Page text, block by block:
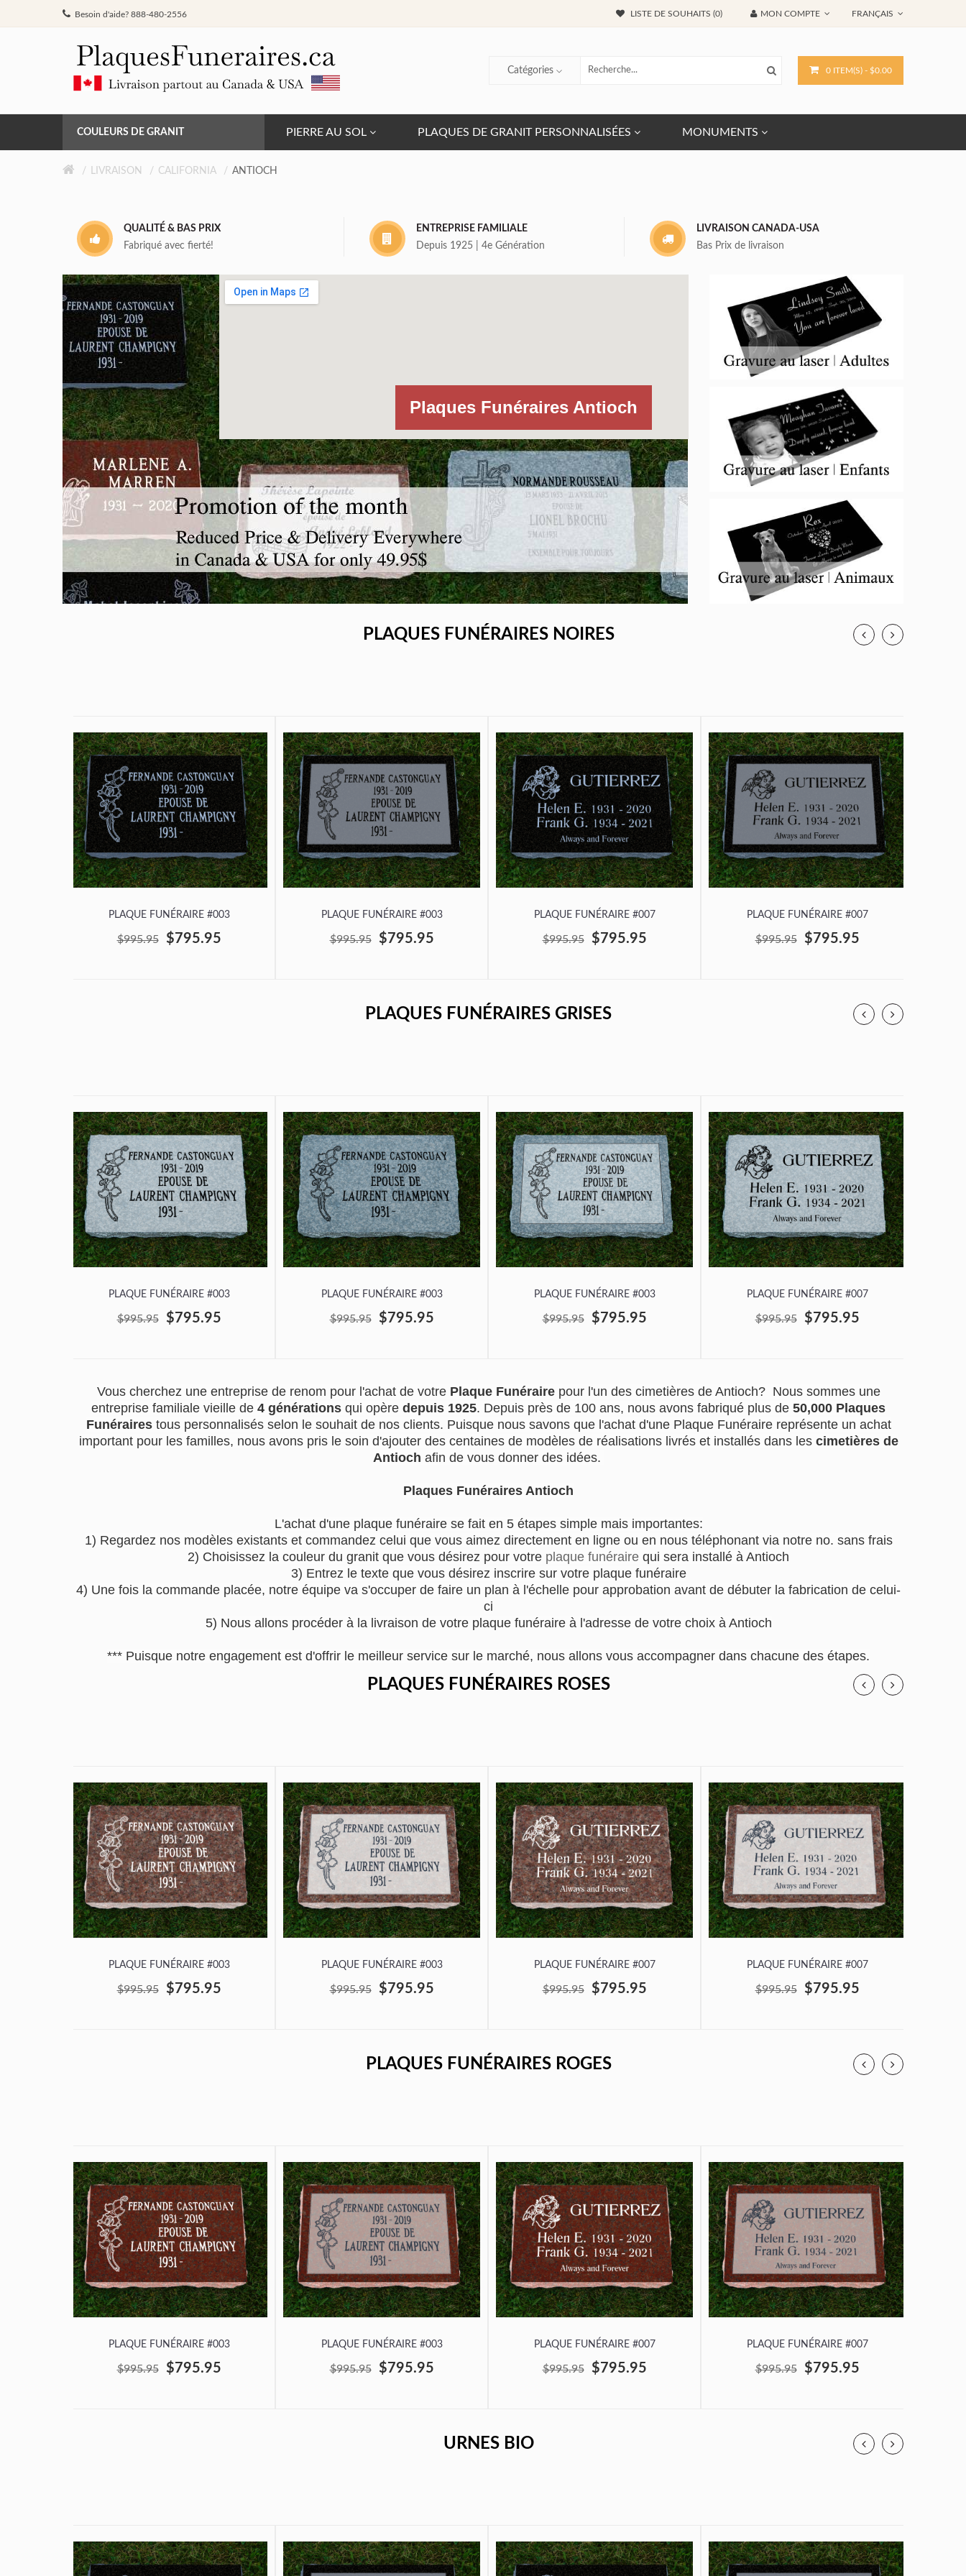
Besoin d'aide? 888-480-2556 FRANÇAIS
LISTE DE SOUHAITS (0) MON COMPTE
0 ITEM(S) - $0.00
Catégories
PIERRE AU SOL PLAQUES DE GRANIT PERSONNALISÉES MONUMENTS
COULEURS DE GRANIT
GRIS DE BARRÉ FERRÉ
ROSE MONTAGNE
ROUGE INDIEN
LIVRAISON CALIFORNIA ANTIOCH
QUALITÉ & BAS PRIX
Fabriqué avec fierté!
ENTREPRISE FAMILIALE
Depuis 1925 | 4e Génération
LIVRAISON CANADA-USA
Bas Prix de livraison
Plaques Funéraires Antioch
PLAQUES FUNÉRAIRES NOIRES
PLAQUE FUNÉRAIRE #003
$995.95 $795.95
PLAQUE FUNÉRAIRE #003
$995.95 $795.95
PLAQUE FUNÉRAIRE #007
$995.95 $795.95
PLAQUE FUNÉRAIRE #007
$995.95 $795.95
PLAQUES FUNÉRAIRES GRISES
PLAQUE FUNÉRAIRE #003
$995.95 $795.95
PLAQUE FUNÉRAIRE #003
$995.95 $795.95
PLAQUE FUNÉRAIRE #003
$995.95 $795.95
PLAQUE FUNÉRAIRE #007
$995.95 $795.95
Vous cherchez une entreprise de renom pour l'achat de votre Plaque Funérairepour l'un des cimetières de Antioch? Nous sommes une
entreprise familiale vieille de 4 générations qui opère depuis 1925. Depuis près de 100 ans, nous avons fabriqué plus de 50,000 Plaques
Funérairestous personnalisés selon le souhait de nos clients. Puisque nous savons que l'achat d'une Plaque Funéraire représente un achat
important pour les familles, nous avons pris le soin d'ajouter des centaines de modèles de réalisations livrés et installés dans les cimetières de
Antioch afin de vous donner des idées.
Plaques Funéraires Antioch
L'achat d'une plaque funéraire se fait en 5 étapes simple mais importantes:
1) Regardez nos modèles existants et commandez celui que vous aimez directement en ligne ou en nous téléphonant via notre no. sans frais
2) Choisissez la couleur du granit que vous désirez pour votre plaque funéraire qui sera installé à Antioch
3) Entrez le texte que vous désirez inscrire sur votre plaque funéraire
4) Une fois la commande placée, notre équipe va s'occuper de faire un plan à l'échelle pour approbation avant de débuter la fabrication de celui-
ci
5) Nous allons procéder à la livraison de votre plaque funéraire à l'adresse de votre choix à Antioch
*** Puisque notre engagement est d'offrir le meilleur service sur le marché, nous allons vous accompagner dans chacune des étapes.
PLAQUES FUNÉRAIRES ROSES
PLAQUE FUNÉRAIRE #003
$995.95 $795.95
PLAQUE FUNÉRAIRE #003
$995.95 $795.95
PLAQUE FUNÉRAIRE #007
$995.95 $795.95
PLAQUE FUNÉRAIRE #007
$995.95 $795.95
PLAQUES FUNÉRAIRES ROGES
PLAQUE FUNÉRAIRE #003
$995.95 $795.95
PLAQUE FUNÉRAIRE #003
$995.95 $795.95
PLAQUE FUNÉRAIRE #007
$995.95 $795.95
PLAQUE FUNÉRAIRE #007
$995.95 $795.95
URNES BIO